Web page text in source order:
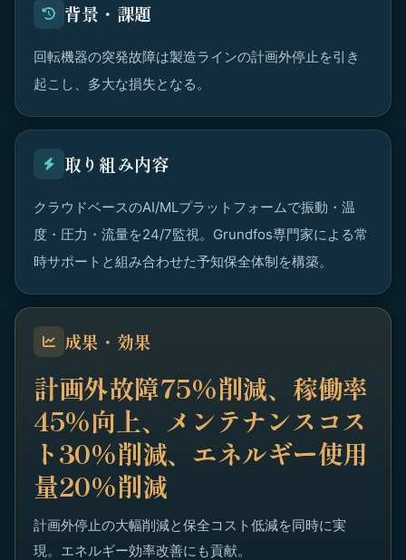
背景・課題
回転機器の突発故障は製造ラインの計画外停止を引き
起こし、多大な損失となる。
取り組み内容
クラウドベースのAI/MLプラットフォームで振動・温
度・圧力・流量を24/7監視。Grundfos専門家による常
時サポートと組み合わせた予知保全体制を構築。
成果・効果
計画外故障75%削減、稼働率
45%向上、メンテナンスコス
ト30%削減、エネルギー使用
量20%削減
計画外停止の大幅削減と保全コスト低減を同時に実
現。エネルギー効率改善にも貢献。